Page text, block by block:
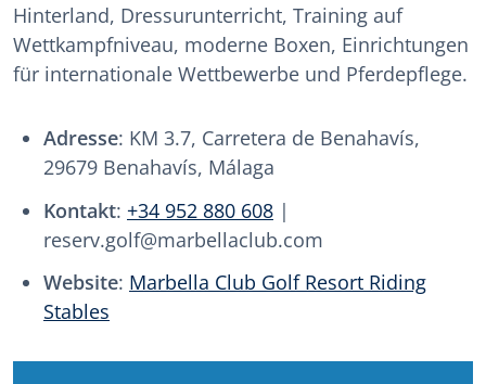
Hinterland, Dressurunterricht, Training auf
Wettkampfniveau, moderne Boxen, Einrichtungen
für internationale Wettbewerbe und Pferdepflege.
Adresse: KM 3.7, Carretera de Benahavís,
29679 Benahavís, Málaga
Kontakt: +34 952 880 608 |
reserv.golf@marbellaclub.com
Website: Marbella Club Golf Resort Riding
Stables